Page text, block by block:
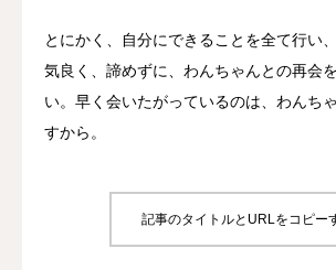
とにかく、自分にできることを全て行い
気良く、諦めずに、わんちゃんとの再会
い。早く会いたがっているのは、わんち
すから。
記事のタイトルとURLをコピー